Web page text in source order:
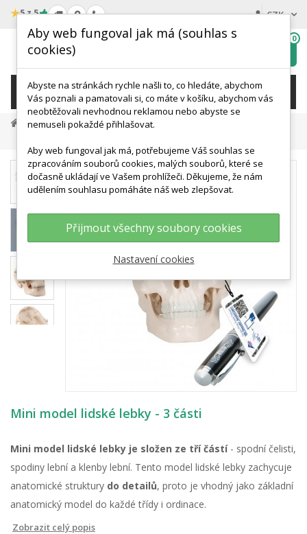
★5 z 5 CZK
wishlist
0
KATEGORIE
Anatomické Modely
Modely Lidské Lebky
Zobrazit větší
360°
Mini model lidské lebky - 3 části
Mini model lidské lebky je složen ze tří částí- spodní čelisti,
spodiny lební a klenby lební. Tento model lidské lebky zachycuje
anatomické struktury do detailů, proto je vhodný jako základní
anatomický model do každé třídy i ordinace.
Zobrazit celý popis
Aby web fungoval jak má (souhlas s
cookies)
Abyste na stránkách rychle našli to, co hledáte, abychom
Vás poznali a pamatovali si, co máte v košíku, abychom vás
neobtěžovali nevhodnou reklamou nebo abyste se
nemuseli pokaždé přihlašovat.
Aby web fungoval jak má, potřebujeme Váš souhlas se
zpracováním souborů cookies, malých souborů, které se
dočasně ukládají ve Vašem prohlížeči. Děkujeme, že nám
udělením souhlasu pomáháte náš web zlepšovat.
Přijmout všechny soubory cookies
Nastavení cookies